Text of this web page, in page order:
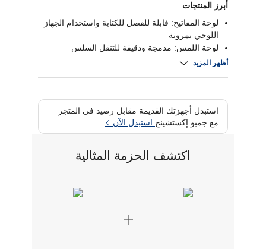
أبرز المنتجات
لوحة المفاتيح: قابلة للفصل للكتابة واستخدام الجهاز
اللوحي بمرونة
لوحة اللمس: مدمجة ودقيقة للتنقل السلس
الحماية: غطاء متين من الألياف الدقيقة
أظهر المزيد
استبدل أجهزتك القديمة مقابل رصيد في المتجر
مع جمبو إكستشينج استبدل الآن
اكتشف الحزمة المثالية